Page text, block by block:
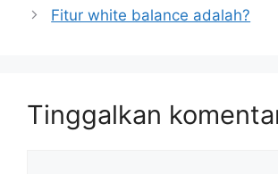
Fitur white balance adalah?
Tinggalkan